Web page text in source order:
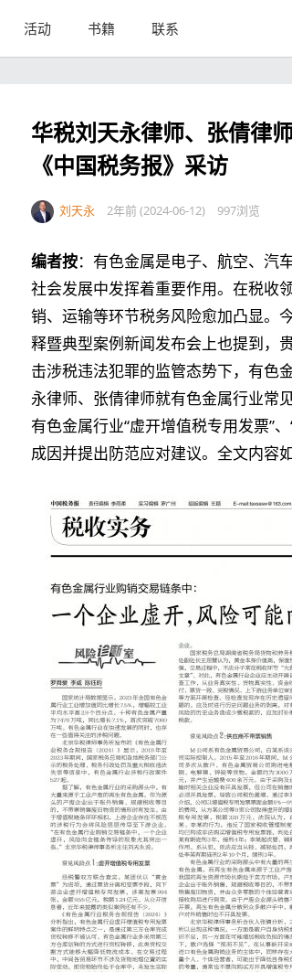
活动 书籍 联系
华税刘天永律师、张倩律
《中国税务报》采访
刘天永 2年前 (2024-06-12) 997浏览
编者按：有色金属是电子、航空、汽
社会发展中发挥着重要作用。在税收
销、运输等环节税务风险愈加凸显。
释暨典型案例新闻发布会上也提到，
击涉税违法犯罪的监管态势下，有色
永律师、张倩律师就有色金属行业常
有色金属行业“虚开增值税专用发票”
成因并提出防范应对建议。全文内容如